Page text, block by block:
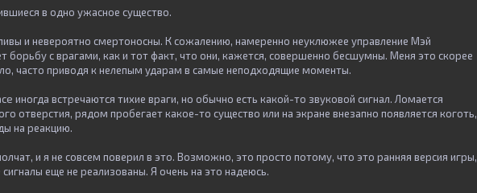
в одно ужасное существо.
и невероятно смертоносны. К сожалению, намеренно неуклюжее управление Мэй
борьбу с врагами, как и тот факт, что они, кажется, совершенно бесшумны. Меня это скорее
часто приводя к нелепым ударам в самые неподходящие моменты.
иногда встречаются тихие враги, но обычно есть какой-то звуковой сигнал. Ломается
отверстия, рядом пробегает какое-то существо или на экране внезапно появляется коготь,
на реакцию.
и я не совсем поверил в это. Возможно, это просто потому, что это ранняя версия игры,
еще не реализованы. Я очень на это надеюсь.